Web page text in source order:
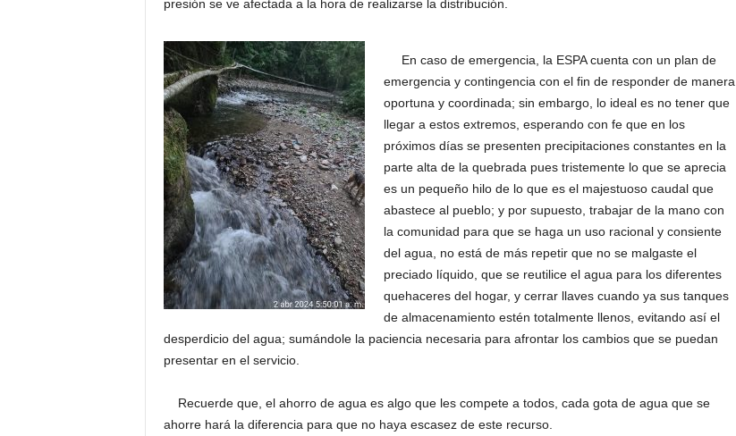
presión se ve afectada a la hora de realizarse la distribución.
En caso de emergencia, la ESPA cuenta con un plan de
emergencia y contingencia con el fin de responder de manera
oportuna y coordinada; sin embargo, lo ideal es no tener que
llegar a estos extremos, esperando con fe que en los
próximos días se presenten precipitaciones constantes en la
parte alta de la quebrada pues tristemente lo que se aprecia
es un pequeño hilo de lo que es el majestuoso caudal que
abastece al pueblo; y por supuesto, trabajar de la mano con
la comunidad para que se haga un uso racional y consiente
del agua, no está de más repetir que no se malgaste el
preciado líquido, que se reutilice el agua para los diferentes
quehaceres del hogar, y cerrar llaves cuando ya sus tanques
de almacenamiento estén totalmente llenos, evitando así el
desperdicio del agua; sumándole la paciencia necesaria para afrontar los cambios que se puedan
presentar en el servicio.
Recuerde que, el ahorro de agua es algo que les compete a todos, cada gota de agua que se
ahorre hará la diferencia para que no haya escasez de este recurso.